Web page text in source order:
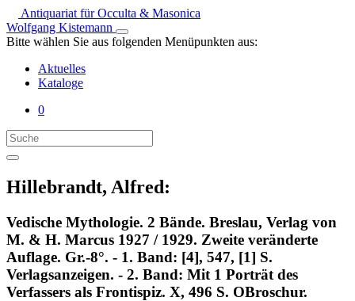
Antiquariat für Occulta & Masonica
Wolfgang Kistemann
Bitte wählen Sie aus folgenden Menüpunkten aus:
Aktuelles
Kataloge
0
Hillebrandt, Alfred:
Vedische Mythologie. 2 Bände. Breslau, Verlag von
M. & H. Marcus 1927 / 1929. Zweite veränderte
Auflage. Gr.-8°. - 1. Band: [4], 547, [1] S.
Verlagsanzeigen. - 2. Band: Mit 1 Porträt des
Verfassers als Frontispiz. X, 496 S. OBroschur.